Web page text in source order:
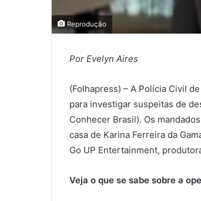
Reprodução
Por Evelyn Aires
(Folhapress) – A Polícia Civil
para investigar suspeitas de
Conhecer Brasil). Os
casa de Karina Ferreira da
Go UP Entertainment,
Veja o que se sabe sobre a